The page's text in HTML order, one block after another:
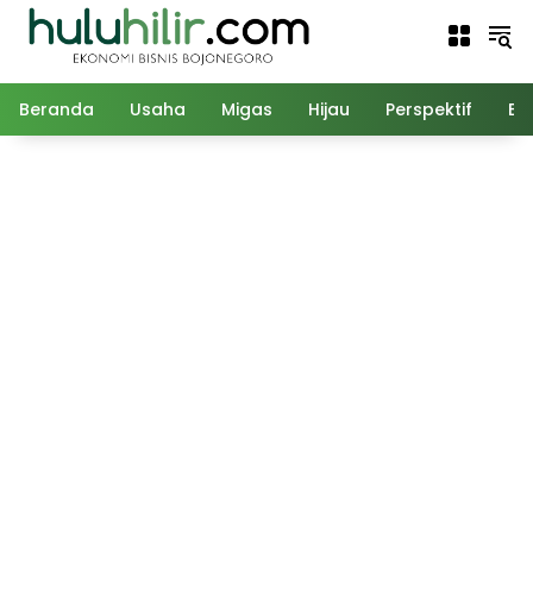
Langsung
Beranda Usaha Migas Hijau Perspektif